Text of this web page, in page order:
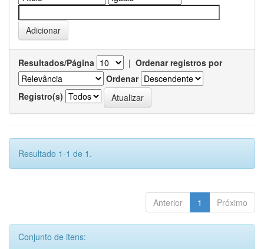
Resultados/Página | Ordenar registros por
Ordenar
Registro(s)
Resultado 1-1 de 1.
Anterior 1 Próximo
Conjunto de itens: